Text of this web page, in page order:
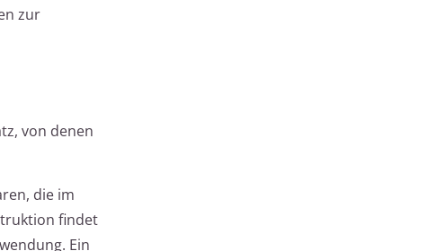
zur
von denen
die im
findet
Ein